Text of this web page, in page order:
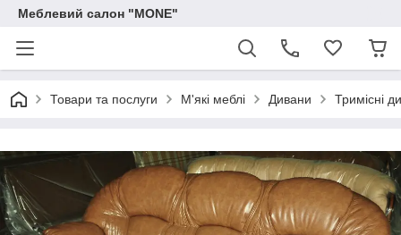
Меблевий салон "MONE"
Товари та послуги М'які меблі Дивани Тримісні